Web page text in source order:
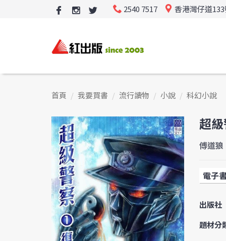
2540 7517 香港灣仔道
首頁 我要買書 流行讀物 小說 科幻小說
超
傅道狼
電子
出版社
題材分